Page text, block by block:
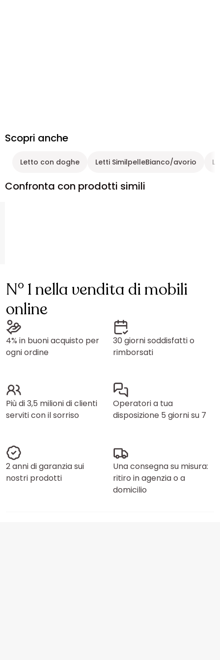
Scopri anche
Letto con doghe Letti SimilpelleBianco/avorio
Confronta con prodotti simili
N° 1 nella vendita di mobili
online
4% in buoni acquisto per
ogni ordine
30 giorni soddisfatti o
rimborsati
Più di 3,5 milioni di clienti
serviti con il sorriso
Operatori a tua
disposizione 5 giorni su 7
2 anni di garanzia sui
nostri prodotti
Una consegna su misura:
ritiro in agenzia o a
domicilio